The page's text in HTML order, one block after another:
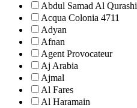
Abdul Samad Al Qurashi
Acqua Colonia 4711
Adyan
Afnan
Agent Provocateur
Aj Arabia
Ajmal
Al Fares
Al Haramain